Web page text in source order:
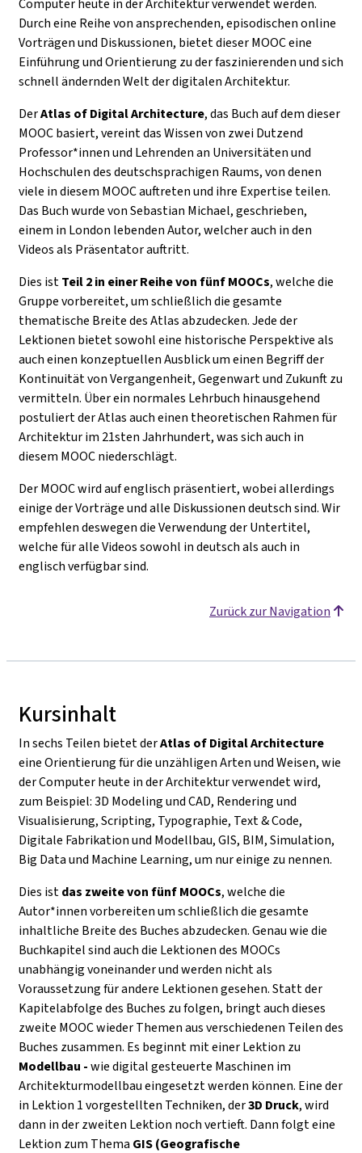
Durch eine Reihe von ansprechenden, episodischen online
Vorträgen und Diskussionen, bietet dieser MOOC eine
Einführung und Orientierung zu der faszinierenden und sich
schnell ändernden Welt der digitalen Architektur.
DerAtlas of Digital Architecture, das Buch auf dem dieser
MOOC basiert, vereint das Wissen von zwei Dutzend
Professor*innen und Lehrenden an Universitäten und
Hochschulen des deutschsprachigen Raums, von denen
viele in diesem MOOC auftreten und ihre Expertise teilen.
Das Buch wurde von Sebastian Michael, geschrieben,
einem in London lebenden Autor, welcher auch in den
Videos als Präsentator auftritt.
Dies istTeil 2 in einer Reihe von fünf MOOCs, welche die
Gruppe vorbereitet, um schließlich die gesamte
thematische Breite des Atlas abzudecken. Jede der
Lektionen bietet sowohl eine historische Perspektive als
auch einen konzeptuellen Ausblick um einen Begriff der
Kontinuität von Vergangenheit, Gegenwart und Zukunft zu
vermitteln. Über ein normales Lehrbuch hinausgehend
postuliert der Atlas auch einen theoretischen Rahmen für
Architektur im 21sten Jahrhundert, was sich auch in
diesem MOOC niederschlägt.
Der MOOC wird auf englisch präsentiert, wobei allerdings
einige der Vorträge und alle Diskussionen deutsch sind. Wir
empfehlen deswegen die Verwendung der Untertitel,
welche für alle Videos sowohl in deutsch als auch in
englisch verfügbar sind.
Zurück zur Navigation
Kursinhalt
In sechs Teilen bietet derAtlas of Digital Architecture
eine Orientierung für die unzähligen Arten und Weisen, wie
der Computer heute in der Architektur verwendet wird,
zum Beispiel: 3D Modeling und CAD, Rendering und
Visualisierung, Scripting, Typographie, Text & Code,
Digitale Fabrikation und Modellbau, GIS, BIM, Simulation,
Big Data und Machine Learning, um nur einige zu nennen.
Dies istdas zweite von fünf MOOCs, welche die
Autor*innen vorbereiten um schließlich die gesamte
inhaltliche Breite des Buches abzudecken. Genau wie die
Buchkapitel sind auch die Lektionen des MOOCs
unabhängig voneinander und werden nicht als
Voraussetzung für andere Lektionen gesehen. Statt der
Kapitelabfolge des Buches zu folgen, bringt auch dieses
zweite MOOC wieder Themen aus verschiedenen Teilen des
Buches zusammen. Es beginnt mit einer Lektion zu
Modellbau -wie digital gesteuerte Maschinen im
Architekturmodellbau eingesetzt werden können. Eine der
in Lektion 1 vorgestellten Techniken, der3D Druck, wird
dann in der zweiten Lektion noch vertieft. Dann folgt eine
Lektion zum Thema GIS (Geografische